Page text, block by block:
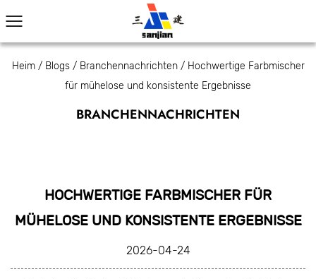
Heim/ Blogs/ Branchennachrichten/ Hochwertige Farbmischer
für mühelose und konsistente Ergebnisse
BRANCHENNACHRICHTEN
HOCHWERTIGE FARBMISCHER FÜR
MÜHELOSE UND KONSISTENTE ERGEBNISSE
2026-04-24